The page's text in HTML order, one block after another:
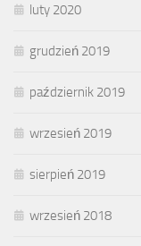
luty 2020
grudzień 2019
październik 2019
wrzesień 2019
sierpień 2019
wrzesień 2018